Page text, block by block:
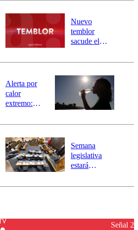
río Damas:
activa
mensajería
SAE
Nuevo
temblor
sacude el
revisa la
epicentro
Alerta por
calor
extremo:
activa Alerta
Preventiva en
tres comunas
Semana
legislativa
estará
el fin de la
reconstrucciónSeñal 2